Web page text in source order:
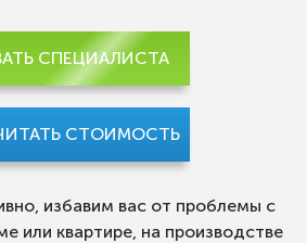
избавим вас от проблемы с
или квартире, на производстве
СПЕЦИАЛИСТА
СТОИМОСТЬ